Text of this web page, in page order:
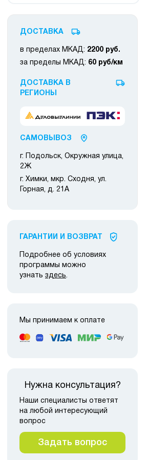
в наличии
Сейф VALBERG FRS-51 CL
Код товара: 5019
Высота, мм
490
ДОСТАВКА
в пределах МКАД: 2200 руб.
за пределы МКАД: 60 руб/км
ДОСТАВКА В
РЕГИОНЫ
САМОВЫВОЗ
г. Подольск, Окружная улица,
2Ж
г. Химки, мкр. Сходня, ул.
Горная, д. 21А
ГАРАНТИИ И ВОЗВРАТ
Подробнее об условиях
программы можно
узнать здесь.
Мы принимаем к оплате
Нужна консультация?
Наши специалисты ответят
на любой интересующий
вопрос
Задать вопрос